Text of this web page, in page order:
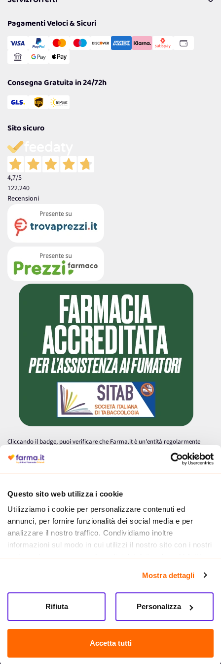
Questo sito web utilizza i cookie
Utilizziamo i cookie per personalizzare contenuti ed
annunci, per fornire funzionalità dei social media e per
analizzare il nostro traffico. Condividiamo inoltre
informazioni sul modo in cui utilizzi il nostro sito con i nostri
partner che si occupano di analisi dei dati web, pubblicità e
informazioni che hai fornito loro o che hanno raccolto dal
tuo utilizzo dei loro servizi.
Mostra dettagli
Accetta tutti
Personalizza
Rifiuta
Politiche per la parità di genere
Cookie Policy
Gestisci Cookie
Reso Facile e Veloce
Pagamenti Veloci & Sicuri
Consegna Gratuita in 24/72h
Sito sicuro
4,7/5
122.240
Recensioni
Cliccando il badge, puoi verificare che Farma.it è un'entità regolarmente
autorizzata dal Ministero della Salute a effettuare la vendita online di
medicinali.
Farma.it S.a.s. P. IVA 07417261216 REA: NA-884088
CREDITS
Sede legale Via delle Repubbliche Marinare 128, 80147 Napoli